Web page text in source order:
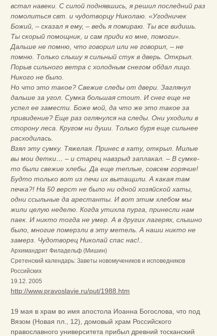
встал навеки. С силой поднявшись, я решил последний раз
помолиться свт. и чудотворцу Николаю. «Угодничек
Божий, – сказал я ему, – ведь я помираю. Ты все видишь.
Ты скорый помощник, и сам приди ко мне, помоги».
Дальше не помню, что говорил или не говорил, – не
помню. Только слышу я сильный стук в дверь. Открыл.
Порыв сильного ветра с холодным снегом обдал лицо.
Никого не было.
Но что это такое? Свежие следы от двери. Заглянул
дальше за угол. Сумка большая стоит. И снег еще не
успел ее замести. Боже мой, да что же это такое за
привидение? Еще раз оглянулся на следы. Они уходили в
сторону леса. Кругом ни души. Только буря еще сильнее
расходилась.
Взял эту сумку. Тяжелая. Принес в хату, открыл. Милые
вы мои детки… – и старец навзрыд заплакал. – В сумке-
то были свежие хлебы. Да еще теплые, совсем горячие!
Будто только вот из печи их вытащили. А какая там
печка?! На 50 верст не было ни одной хозяйской хаты,
одни ссыльные да арестанты. И вот этим хлебом мы
жили целую неделю. Когда утихла пурга, принесли нам
паек. И никто тогда не умер. А в других лагерях, слышно
было, многие померзли в эту метель. А наши никто не
замерз. Чудотворец Николай спас нас!..
Архимандрит Филадельф (Мишин)
Сретенский календарь: Заветы новомучеников и исповедников
Российских
19.12. 2005
http://www.pravoslavie.ru/put/1988.htm
19 мая в храм во имя апостола Иоанна Богослова, что под
Вязом (Новая пл., 12), домовый храм Российского
православного университета прибыл древний тосканский